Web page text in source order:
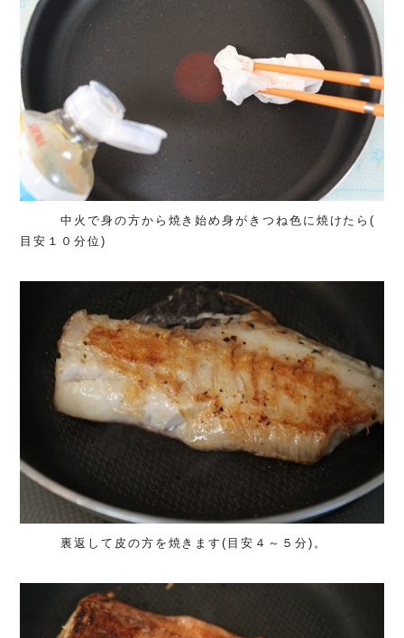
中火で身の方から焼き始め身がきつね色に焼けたら(
目安１０分位)
裏返して皮の方を焼きます(目安４～５分)。